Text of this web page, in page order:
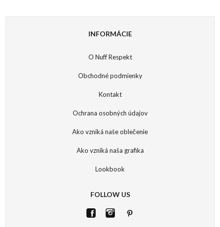
INFORMÁCIE
O Nuff Respekt
Obchodné podmienky
Kontakt
Ochrana osobných údajov
Ako vzniká naše oblečenie
Ako vzniká naša grafika
Lookbook
FOLLOW US